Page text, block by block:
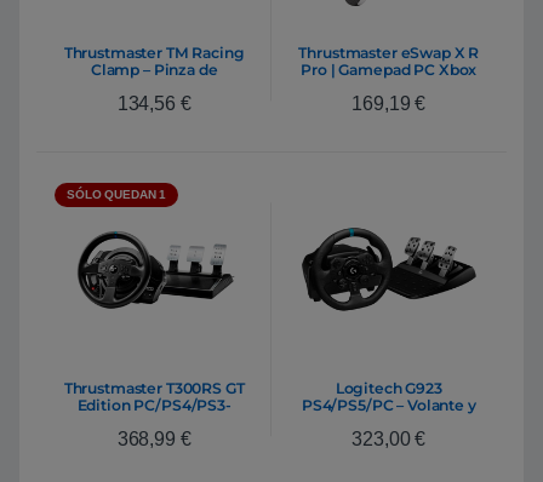
Thrustmaster TM Racing
Clamp – Pinza de
134,56 €
Thrustmaster eSwap X R
Pro | Gamepad PC Xbox
169,19€
SÓLO QUEDAN 1
Thrustmaster T300RS GT
Edition PC/PS4/PS3-
368,99 €
Logitech G923
PS4/PS5/PC – Volante y
323,00€